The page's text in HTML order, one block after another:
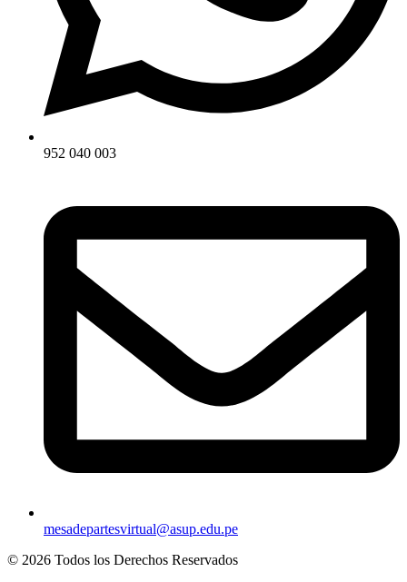
952 040 003
mesadepartesvirtual@asup.edu.pe
© 2026 Todos los Derechos Reservados